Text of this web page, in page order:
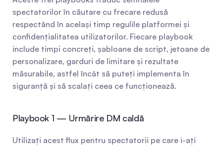
spectatorilor în căutare cu frecare redusă
respectând în același timp regulile platformei și
confidențialitatea utilizatorilor. Fiecare playbook
include timpi concreți, șabloane de script, jetoane de
personalizare, garduri de limitare și rezultate
măsurabile, astfel încât să puteți implementa în
siguranță și să scalați ceea ce funcționează.
Playbook 1 — Urmărire DM caldă
Utilizați acest flux pentru spectatorii pe care i-ați